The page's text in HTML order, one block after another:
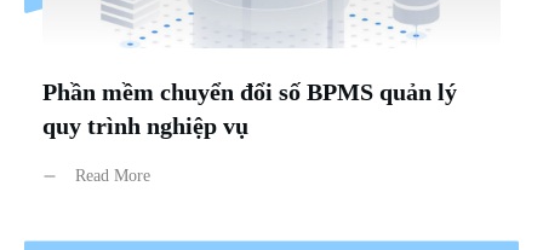
Phần mềm chuyển đổi số BPMS quản lý
quy trình nghiệp vụ
Read More